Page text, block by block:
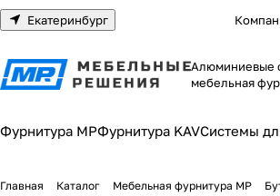
Екатеринбург
Алюминиевые
мебельная
Фурнитура МРФурнитура KAVСистемы
Главная Каталог Мебельная фурнитура МР